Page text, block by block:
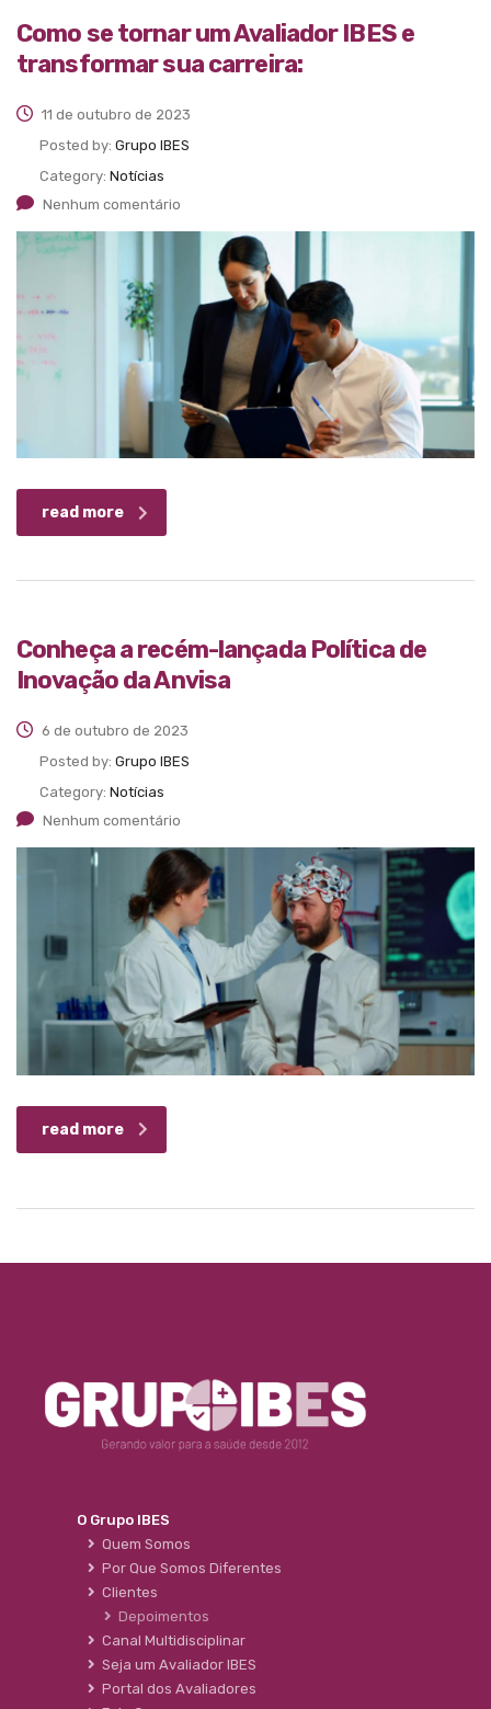
Como se tornar um Avaliador IBES e
transformar sua carreira:
11 de outubro de 2023
Posted by: Grupo IBES
Category: Notícias
Nenhum comentário
read more
Conheça a recém-lançada Política de
Inovação da Anvisa
6 de outubro de 2023
Posted by: Grupo IBES
Category: Notícias
Nenhum comentário
read more
O Grupo IBES
Quem Somos
Por Que Somos Diferentes
Clientes
Depoimentos
Canal Multidisciplinar
Seja um Avaliador IBES
Portal dos Avaliadores